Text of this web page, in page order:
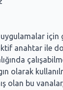
anahtar ile
olarak
bu